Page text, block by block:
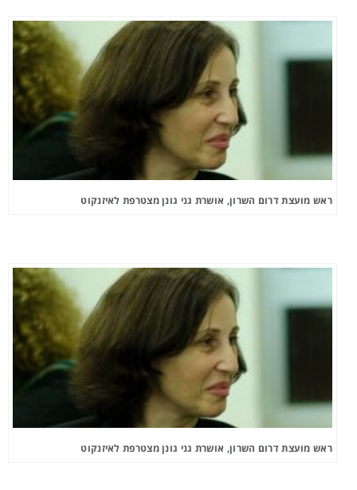
ראש מועצת דרום השרון, אושרת גני גונן מצטרפת לאיזנקוט
ראש מועצת דרום השרון, אושרת גני גונן מצטרפת לאיזנקוט